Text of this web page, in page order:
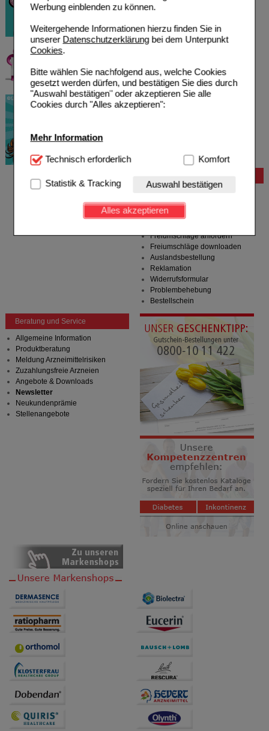
Werbung einblenden zu können.
Weitergehende Informationen hierzu finden Sie in
unserer Datenschutzerklärungbei dem Unterpunkt
Cookies.
Bitte wählen Sie nachfolgend aus, welche Cookies
gesetzt werden dürfen, und bestätigen Sie dies durch
"Auswahl bestätigen" oder akzeptieren Sie alle
Cookies durch "Alles akzeptieren":
Mehr Information
Technisch Notwendig:Hierbei handelt es sich um
Website notwendig sind (z.B. Navigation, Warenkorb,
Kundenkonto), weshalb auf diese nicht verzichtet
werden kann.
Einkaufserlebnis noch ansprechender zu gestalten,
beispielsweise für die Wiedererkennung des
Besuchers oder unsere Seite an bevorzugte
Verhaltensweisen (z.B. Spracheinstellung)
anzupassen. Komfort-Cookies ermöglichen es uns
auch auf Ihre Bedürfnisse zugeschrittene Inhalte
anzuzeigen und unser Partnerprogramm zu
Statistik & Tracking:Hierüber lassen sich
Informationen über die Art und Weise der Nutzung
unserer Website sammeln, mit deren Hilfe wir unsere
Website weiter für Sie optimieren können, den Inhalt
auf unserer Website aber auch die Werbung auf
Drittseiten möglichst relevant für Sie zu gestalten.
Bitte beachten Sie, dass Daten hierfür teilweise an
Dritte wie z.B. Google oder soziale Medien
übertragen werden.
Technisch erforderlich Komfort
Statistik & Tracking Auswahl bestätigen
Alles akzeptieren
Hilfe zum Bestellvorgang
Zahlungsmöglichkeiten
Freiumschläge anfordern
Freiumschläge downloaden
Auslandsbestellung
Reklamation
Widerrufsformular
Problembehebung
Bestellschein
Beratung und Service
Allgemeine Information
Produktberatung
Meldung Arzneimittelrisiken
Zuzahlungsfreie Arzneien
Angebote & Downloads
Newsletter
Neukundenprämie
Stellenangebote